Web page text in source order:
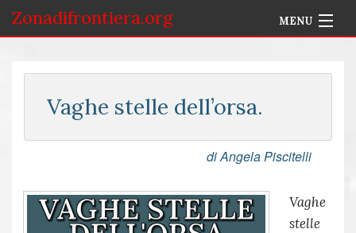
Zonadifrontiera.org MENU
Vaghe stelle dell’orsa.
di Angela Piscitelli
Vaghe
stelle